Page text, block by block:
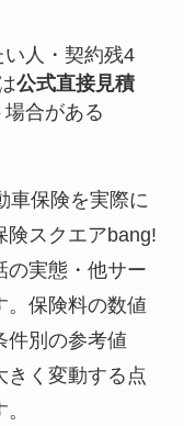
い人・契約残4
公式直接見積
合がある
車保険を実際に
険スクエアbang!
の実態・他サー
。保険料の数値
件別の参考値
きく変動する点